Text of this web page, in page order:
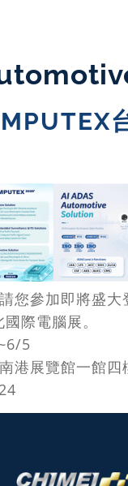
您參加即將盛
際電腦展。
5
港展覽館一館四